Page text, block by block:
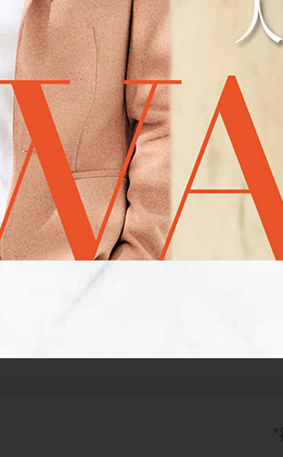
作品以最頂級的皮料，最細緻
他的私人別墅，陳列的就是波哲
之國」之稱的墨西哥，致力與
加利亞政府金獎。
塔頂端客群的精緻生活需求。引
*